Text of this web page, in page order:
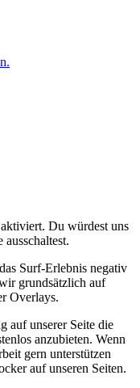
aktiviert. Du würdest uns
Surf-Erlebnis negativ
grundsätzlich auf
Overlays.
auf unserer Seite die
anzubieten. Wenn
gern unterstützen
auf unseren Seiten.